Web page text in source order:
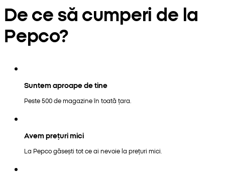
De ce să cumperi de la
Pepco?
Suntem aproape de tine
Peste 500 de magazine în toată țara.
Avem prețuri mici
La Pepco găsești tot ce ai nevoie la prețuri mici.